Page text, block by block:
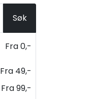
Søk
Fra 0,-
Fra 49,-
Fra 99,-